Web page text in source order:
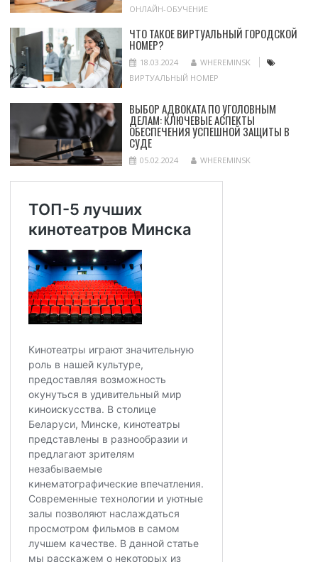
ОНЛАЙН-ОБУЧЕНИЕ
ЧТО ТАКОЕ ВИРТУАЛЬНЫЙ ГОРОДСКОЙ
НОМЕР?
18.03.2024
WHEREMINSK
ВИРТУАЛЬНЫЙ НОМЕР
ВЫБОР АДВОКАТА ПО УГОЛОВНЫМ
ДЕЛАМ: КЛЮЧЕВЫЕ АСПЕКТЫ
ОБЕСПЕЧЕНИЯ УСПЕШНОЙ ЗАЩИТЫ В
СУДЕ
05.02.2024 WHEREMINSK